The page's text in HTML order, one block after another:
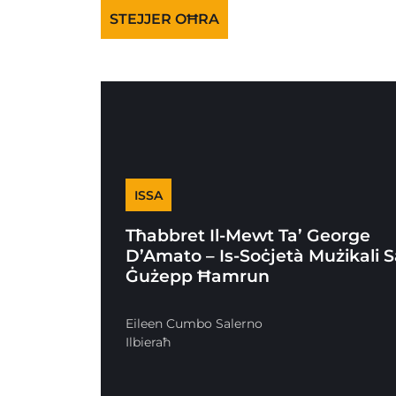
STEJJER OĦRA
ISSA
Tħabbret Il-Mewt Ta’ George
D’Amato – Is-Soċjetà Mużikali
Ġużepp Ħamrun
Eileen Cumbo Salerno
Ilbieraħ